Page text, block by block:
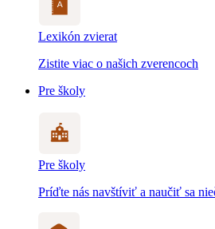
Lexikón zvierat
Zistite viac o našich zverencoch
Pre školy
Pre školy
Príďte nás navštíviť a naučiť sa